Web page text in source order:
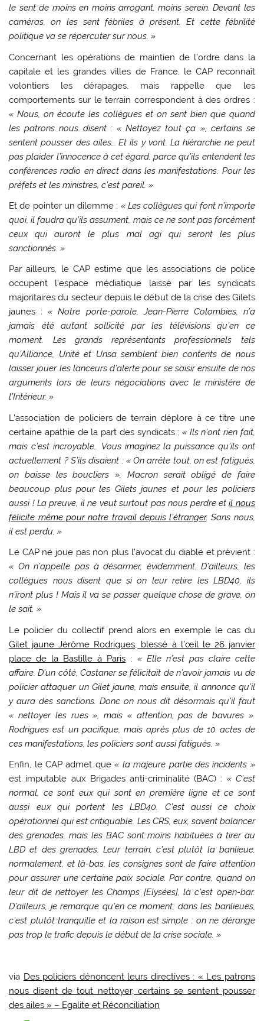
le sent de moins en moins arrogant, moins serein. Devant les
caméras, on les sent fébriles à présent. Et cette fébrilité
politique va se répercuter sur nous. »
Concernant les opérations de maintien de l’ordre dans la
capitale et les grandes villes de France, le CAP reconnaît
volontiers les dérapages, mais rappelle que les
comportements sur le terrain correspondent à des ordres :
« Nous, on écoute les collègues et on sent bien que quand
les patrons nous disent : « Nettoyez tout ça », certains se
sentent pousser des ailes… Et ils y vont. La hiérarchie ne peut
pas plaider l’innocence à cet égard, parce qu’ils entendent les
conférences radio en direct dans les manifestations. Pour les
préfets et les ministres, c’est pareil. »
Et de pointer un dilemme : « Les collègues qui font n’importe
quoi, il faudra qu’ils assument, mais ce ne sont pas forcément
ceux qui auront le plus mal agi qui seront les plus
sanctionnés. »
Par ailleurs, le CAP estime que les associations de police
occupent l’espace médiatique laissé par les syndicats
majoritaires du secteur depuis le début de la crise des Gilets
jaunes :« Notre porte-parole, Jean-Pierre Colombies, n’a
jamais été autant sollicité par les télévisions qu’en ce
moment. Les grands représentants professionnels tels
qu’Alliance, Unité et Unsa semblent bien contents de nous
laisser jouer les lanceurs d’alerte pour se saisir ensuite de nos
arguments lors de leurs négociations avec le ministère de
l’Intérieur. »
L’association de policiers de terrain déplore à ce titre une
certaine apathie de la part des syndicats : « Ils n’ont rien fait,
mais c’est incroyable… Vous imaginez la puissance qu’ils ont
actuellement ? S’ils disaient : « On arrête tout, on est fatigués,
on baisse les boucliers », Macron serait obligé de faire
beaucoup plus pour les Gilets jaunes et pour les policiers
aussi ! La preuve, il ne veut surtout pas nous perdre etil nous
félicite même pour notre travail depuis l’étranger. Sans nous,
il est perdu. »
Le CAP ne joue pas non plus l’avocat du diable et prévient :
« On n’appelle pas à désarmer, évidemment. D’ailleurs, les
collègues nous disent que si on leur retire les LBD40, ils
n’iront plus ! Mais il va se passer quelque chose de grave, on
le sait. »
Le policier du collectif prend alors en exemple le cas du
Gilet jaune Jérôme Rodrigues, blessé à l’œil le 26 janvier
place de la Bastille à Paris : « Elle n’est pas claire cette
affaire. D’un côté, Castaner se félicitait de n’avoir jamais vu de
policier attaquer un Gilet jaune, mais ensuite, il annonce qu’il
y aura des sanctions. Donc on nous dit désormais qu’il faut
« nettoyer les rues », mais « attention, pas de bavures ».
Rodrigues est un pacifique, mais après plus de 10 actes de
ces manifestations, les policiers sont aussi fatigués. »
Enfin, le CAP admet que« la majeure partie des incidents »
est imputable aux Brigades anti-criminalité (BAC) : « C’est
normal, ce sont eux qui sont en première ligne et ce sont
aussi eux qui portent les LBD40. C’est aussi ce choix
opérationnel qui est critiquable. Les CRS, eux, savent balancer
des grenades, mais les BAC sont moins habituées à tirer au
LBD et des grenades. Leur terrain, c’est plutôt la banlieue,
normalement, et là-bas, les consignes sont de faire attention
pour assurer une certaine paix sociale. Par contre, quand on
leur dit de nettoyer les Champs [Elysées], là c’est open-bar.
D’ailleurs, je remarque qu’en ce moment, dans les banlieues,
c’est plutôt tranquille et la raison est simple : on ne dérange
pas trop le trafic depuis le début de la crise sociale. »
via Des policiers dénoncent leurs directives : « Les patrons
nous disent de tout nettoyer, certains se sentent pousser
des ailes » – Egalite et Réconciliation